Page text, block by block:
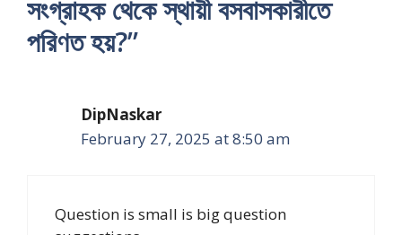
সংগ্রাহক থেকে স্থায়ী বসবাসকারীতে
পরিণত হয়?”
DipNaskar
February 27, 2025 at 8:50 am
Question is small is big question